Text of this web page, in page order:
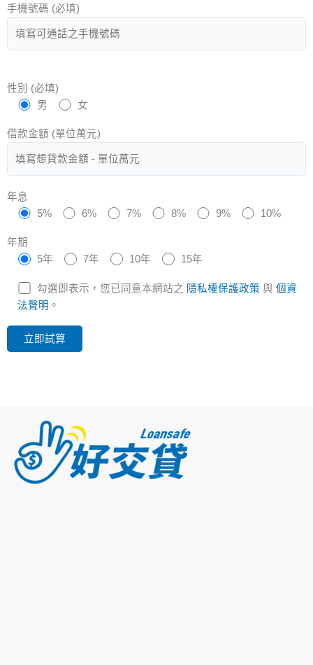
手機號碼 (必填)
性別 (必填)
男
女
借款金額 (單位萬元)
年息
5%
6% 7% 8% 9% 10%
年期
5年
7年 10年 15年
勾選即表示，您已同意本網站之 隱私權保護政策 與 個資
法聲明 。